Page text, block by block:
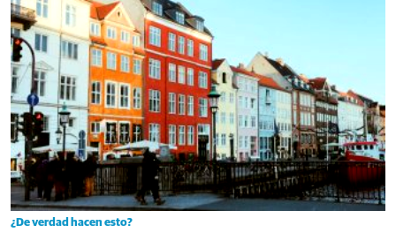
¿De verdad hacen esto?